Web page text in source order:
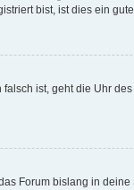
bist, ist dies ein
ist, geht die Uhr
Forum bislang in